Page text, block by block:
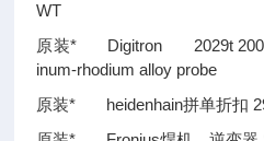
WT
原装* Digitron 2029t 200
inum-rhodium alloy probe
原装* heidenhain拼单折扣